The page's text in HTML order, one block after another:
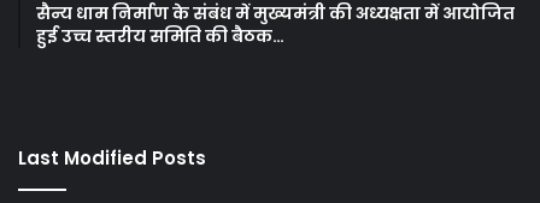
सैन्य धाम निर्माण के संबंध में मुख्यमंत्री की अध्यक्षता में आयोजित
हुई उच्च स्तरीय समिति की बैठक…
Last Modified Posts